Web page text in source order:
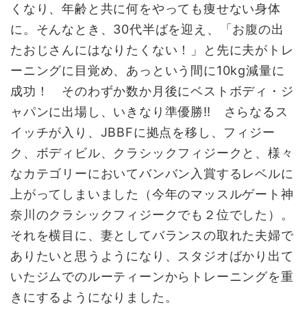
くなり、年齢と共に何をやっても痩せない身体
に。そんなとき、30代半ばを迎え、「お腹の出
たおじさんにはなりたくない！」と先に夫がトレ
ーニングに目覚め、あっという間に10kg減量に
成功！ そのわずか数か月後にベストボディ・ジ
ャパンに出場し、いきなり準優勝‼ さらなるス
イッチが入り、JBBFに拠点を移し、フィジー
ク、ボディビル、クラシックフィジークと、様々
なカテゴリーにおいてバンバン入賞するレベルに
上がってしまいました（今年のマッスルゲート神
奈川のクラシックフィジークでも２位でした）。
それを横目に、妻としてバランスの取れた夫婦で
ありたいと思うようになり、スタジオばかり出て
いたジムでのルーティーンからトレーニングを重
きにするようになりました。